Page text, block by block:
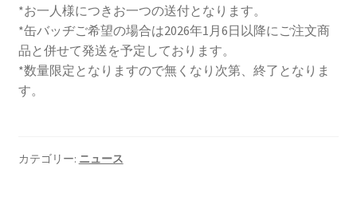
*お一人様につきお一つの送付となります。
*缶バッヂご希望の場合は2026年1月6日以降にご注文商
品と併せて発送を予定しております。
*数量限定となりますので無くなり次第、終了となりま
す。
カテゴリー: ニュース